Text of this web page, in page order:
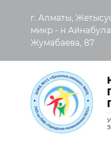
г. Алматы,
микр - н
Жумабаева, 87